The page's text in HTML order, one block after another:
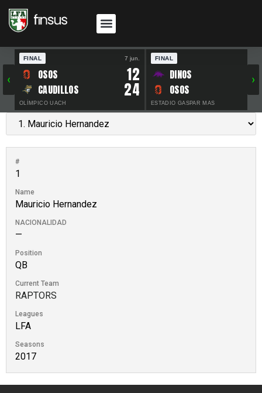
‹
FINAL 7 jun.
OSOS 12
CAUDILLOS 24
OLÍMPICO UACH
FINAL
DINOS
OSOS
ESTADIO GASPAR MAS
›
#
1
Name
Mauricio Hernandez
NACIONALIDAD
—
Position
QB
Current Team
RAPTORS
Leagues
LFA
Seasons
2017